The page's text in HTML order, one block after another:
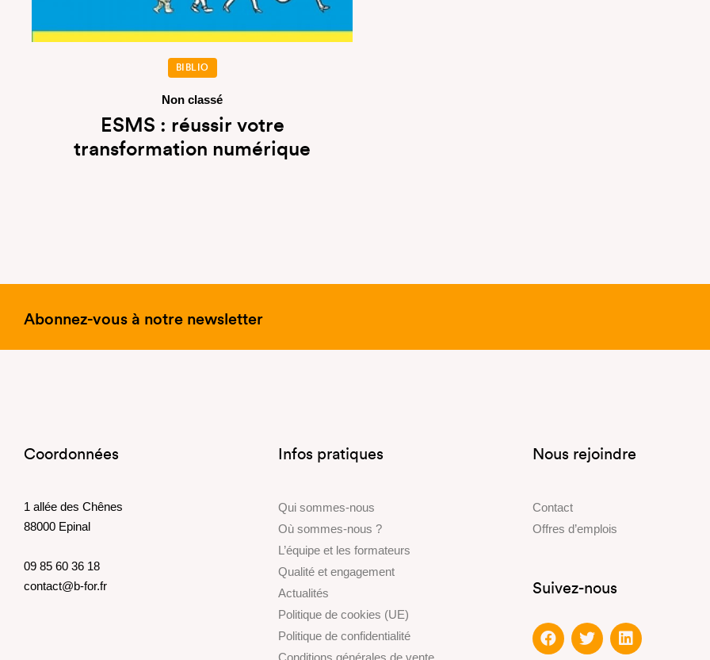
BIBLIO
Non classé
ESMS : réussir votre
transformation numérique
Abonnez-vous à notre newsletter
Coordonnées
1 allée des Chênes
88000 Epinal
09 85 60 36 18
contact@b-for.fr
Infos pratiques
Qui sommes-nous
Où sommes-nous ?
L’équipe et les formateurs
Qualité et engagement
Actualités
Politique de cookies (UE)
Politique de confidentialité
Conditions générales de vente
Nous rejoindre
Contact
Offres d’emplois
Suivez-nous